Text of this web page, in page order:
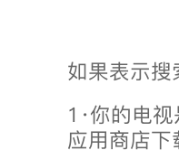
如果表示
1·你的电
应用商店